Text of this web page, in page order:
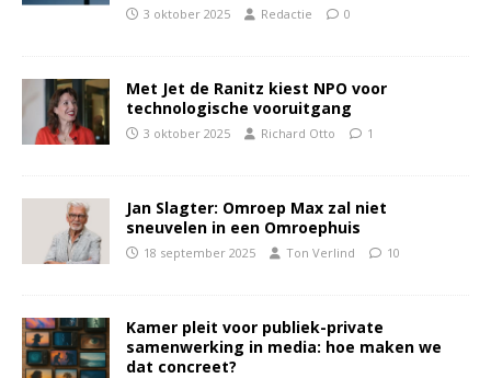
3 oktober 2025 Redactie 0
Met Jet de Ranitz kiest NPO voor
technologische vooruitgang
3 oktober 2025 Richard Otto 1
Jan Slagter: Omroep Max zal niet
sneuvelen in een Omroephuis
18 september 2025 Ton Verlind 10
Kamer pleit voor publiek-private
samenwerking in media: hoe maken we
dat concreet?